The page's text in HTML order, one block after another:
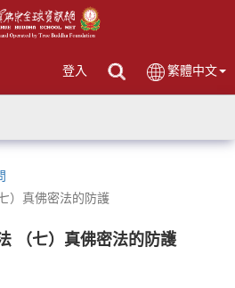
登入 繁體中文
）真佛密法的防護
（七）真佛密法的防護